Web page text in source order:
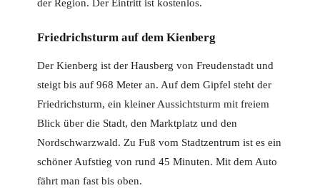
der Region. Der Eintritt ist kostenlos.
Friedrichsturm auf dem Kienberg
Der Kienberg ist der Hausberg von Freudenstadt und
steigt bis auf 968 Meter an. Auf dem Gipfel steht der
Friedrichsturm, ein kleiner Aussichtsturm mit freiem
Blick über die Stadt, den Marktplatz und den
Nordschwarzwald. Zu Fuß vom Stadtzentrum ist es ein
schöner Aufstieg von rund 45 Minuten. Mit dem Auto
fährt man fast bis oben.